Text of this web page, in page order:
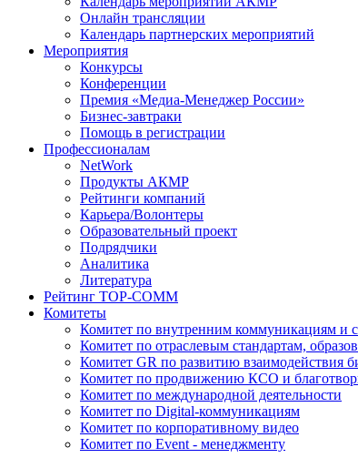
Онлайн трансляции
Календарь партнерских мероприятий
Мероприятия
Конкурсы
Конференции
Премия «Медиа-Менеджер России»
Бизнес-завтраки
Помощь в регистрации
Профессионалам
NetWork
Продукты АКМР
Рейтинги компаний
Карьера/Волонтеры
Образовательный проект
Подрядчики
Аналитика
Литература
Рейтинг TOP-COMM
Комитеты
Комитет по внутренним коммуникациям и
Комитет по отраслевым стандартам,
Комитет GR по развитию взаимодействия
Комитет по продвижению КСО и
Комитет по международной деятельности
Комитет по Digital-коммуникациям
Комитет по корпоративному видео
Комитет по Event - менеджменту